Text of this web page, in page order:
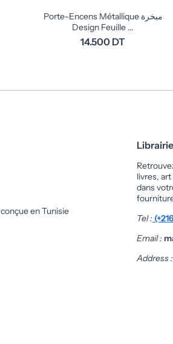
Porte-Encens Métallique مبخرة
Design Feuille ...
14.500 DT
en Tunisie
livres,
dans
Tel :
Email :
Address :